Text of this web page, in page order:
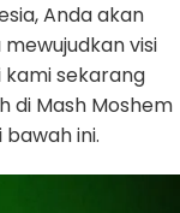
Anda akan
visi
kami sekarang
di Mash Moshem
ini.